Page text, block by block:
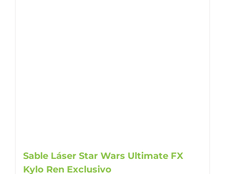
Sable Láser Star Wars Ultimate FX
Kylo Ren Exclusivo